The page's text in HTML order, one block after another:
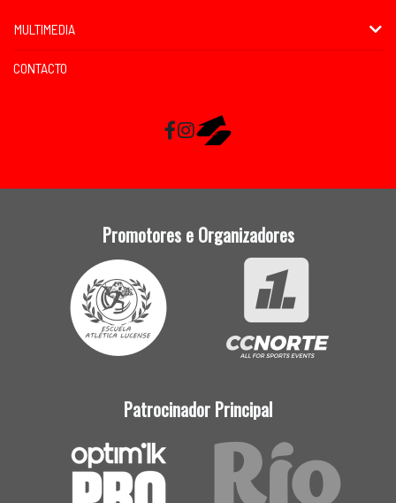
MULTIMEDIA
CONTACTO
Facebook
InstagramRaceMapp
Promotores e Organizadores
Patrocinador Principal